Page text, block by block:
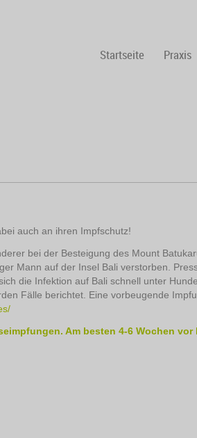
Startseite Praxis
auch an ihren Impfschutz!
bei der Besteigung des Mount
Mann auf der Insel Bali verstorben.
die Infektion auf Bali schnell unter
Fälle berichtet. Eine vorbeugende
Am besten 4-6 Wochen